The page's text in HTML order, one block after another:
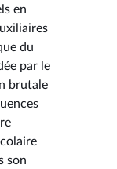
en
du
par le
brutale
son